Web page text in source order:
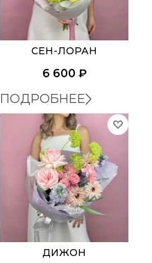
СЕН-ЛОРАН
6 600 ₽
ПОДРОБНЕЕ
ДИЖОН